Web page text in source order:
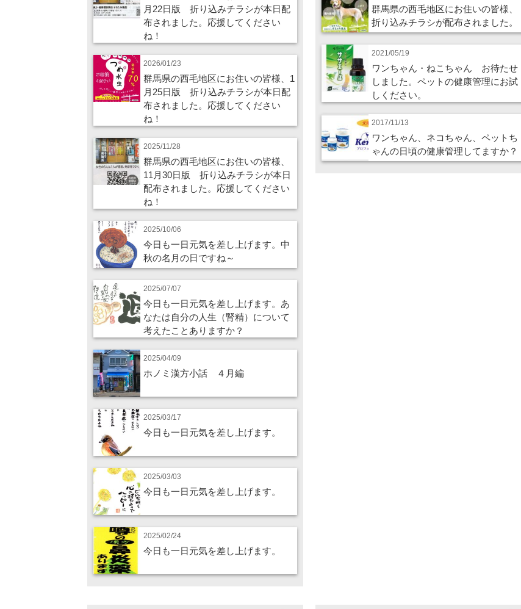
月22日版 折り込みチラシが本日配
布されました。応援してください
ね！
2026/01/23
群馬県の西毛地区にお住いの皆様、1
月25日版 折り込みチラシが本日配
布されました。応援してください
ね！
2025/11/28
群馬県の西毛地区にお住いの皆様、
11月30日版 折り込みチラシが本日
配布されました。応援してください
ね！
2025/10/06
今日も一日元気を差し上げます。中
秋の名月の日ですね～
2025/07/07
今日も一日元気を差し上げます。あ
なたは自分の人生（腎精）について
考えたことありますか？
2025/04/09
ホノミ漢方小話 ４月編
2025/03/17
今日も一日元気を差し上げます。
2025/03/03
今日も一日元気を差し上げます。
2025/02/24
今日も一日元気を差し上げます。
群馬県の西毛地区にお住いの皆様、
折り込みチラシが配布されました。
2021/05/19
ワンちゃん・ねこちゃん お待たせ
しました。ペットの健康管理にお試
しください。
2017/11/13
ワンちゃん、ネコちゃん、ペットち
ゃんの日頃の健康管理してますか？